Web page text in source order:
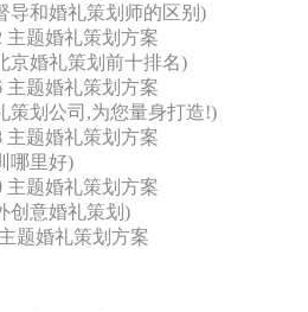
导和婚礼策划师的区别)
主题婚礼策划方案
京婚礼策划前十排名)
主题婚礼策划方案
策划公司,为您量身打造!)
主题婚礼策划方案
哪里好)
主题婚礼策划方案
创意婚礼策划)
主题婚礼策划方案